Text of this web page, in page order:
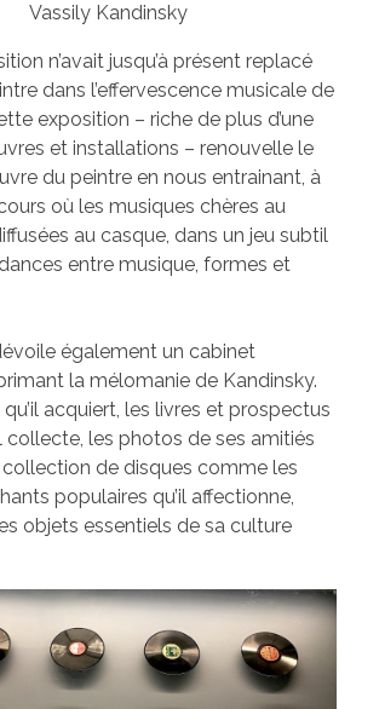
Vassily Kandinsky
n’avait jusqu’à présent replacé
dans l’effervescence musicale de
exposition – riche de plus d’une
et installations – renouvelle le
du peintre en nous entrainant, à
où les musiques chères au
au casque, dans un jeu subtil
entre musique, formes et
également un cabinet
la mélomanie de Kandinsky.
acquiert, les livres et prospectus
collecte, les photos de ses amitiés
de disques comme les
populaires qu’il affectionne,
objets essentiels de sa culture